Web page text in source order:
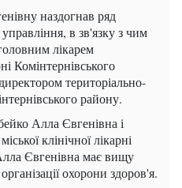
наздогнав ряд
в зв'язку з чим
лікарем
Комінтернівського
територіально-
району.
Алла Євгенівна і
клінічної лікарні
Євгенівна має вищу
охорони здоров'я.